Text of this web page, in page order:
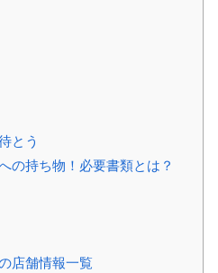
とう
の持ち物！必要書類とは？
店舗情報一覧